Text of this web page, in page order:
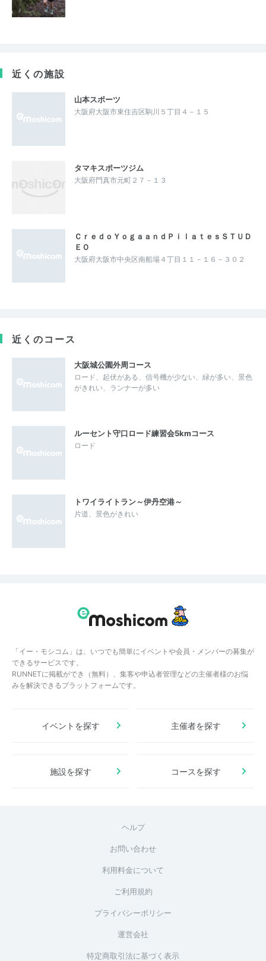
近くの施設
山本スポーツ
大阪府大阪市東住吉区駒川５丁目４－１５
タマキスポーツジム
大阪府門真市元町２７－１３
ＣｒｅｄｏＹｏｇａａｎｄＰｉｌａｔｅｓＳＴＵＤ
ＥＯ
大阪府大阪市中央区南船場４丁目１１－１６－３０２
近くのコース
大阪城公園外周コース
ロード、起伏がある、信号機が少ない、緑が多い、景色
がきれい、ランナーが多い
ルーセント守口ロード練習会5kmコース
ロード
トワイライトラン～伊丹空港～
片道、景色がきれい
「イー・モシコム」は、いつでも簡単にイベントや会員・メンバーの募集が
できるサービスです。
RUNNETに掲載ができ（無料）、集客や申込者管理などの主催者様のお悩
みを解決できるプラットフォームです。
イベントを探す 主催者を探す
施設を探す コースを探す
ヘルプ
お問い合わせ
利用料金について
ご利用規約
プライバシーポリシー
運営会社
特定商取引法に基づく表示